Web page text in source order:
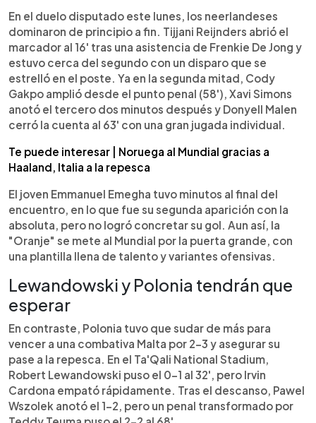
En el duelo disputado este lunes, los neerlandeses
dominaron de principio a fin. Tijjani Reijnders abrió el
marcador al 16' tras una asistencia de Frenkie De Jong y
estuvo cerca del segundo con un disparo que se
estrelló en el poste. Ya en la segunda mitad, Cody
Gakpo amplió desde el punto penal (58'), Xavi Simons
anotó el tercero dos minutos después y Donyell Malen
cerró la cuenta al 63' con una gran jugada individual.
Te puede interesar | Noruega al Mundial gracias a
Haaland, Italia a la repesca
El joven Emmanuel Emegha tuvo minutos al final del
encuentro, en lo que fue su segunda aparición con la
absoluta, pero no logró concretar su gol. Aun así, la
"Oranje" se mete al Mundial por la puerta grande, con
una plantilla llena de talento y variantes ofensivas.
Lewandowski y Polonia tendrán que
esperar
En contraste, Polonia tuvo que sudar de más para
vencer a una combativa Malta por 2-3 y asegurar su
pase a la repesca. En el Ta'Qali National Stadium,
Robert Lewandowski puso el 0-1 al 32', pero Irvin
Cardona empató rápidamente. Tras el descanso, Pawel
Wszolek anotó el 1-2, pero un penal transformado por